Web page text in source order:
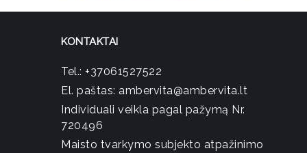
KONTAKTAI
Tel.: +37061527522
El. paštas: ambervita@ambervita.lt
Individuali veikla pagal pažymą Nr.
720496
Maisto tvarkymo subjekto atpažinimo